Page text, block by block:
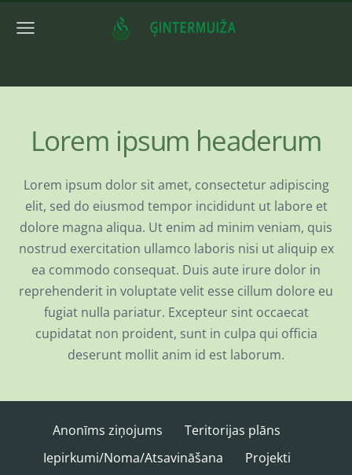
Lorem ipsum headerum
Lorem ipsum dolor sit amet, consectetur adipiscing
elit, sed do eiusmod tempor incididunt ut labore et
dolore magna aliqua. Ut enim ad minim veniam, quis
nostrud exercitation ullamco laboris nisi ut aliquip ex
ea commodo consequat. Duis aute irure dolor in
reprehenderit in voluptate velit esse cillum dolore eu
fugiat nulla pariatur. Excepteur sint occaecat
cupidatat non proident, sunt in culpa qui officia
deserunt mollit anim id est laborum.
Anonīms ziņojums
Teritorijas plāns
Iepirkumi/Noma/Atsavināšana
Projekti